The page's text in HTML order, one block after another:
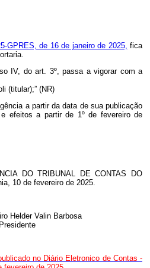
GPRES, de 16 de janeiro de 2025, fica
IV, do art. 3º, passa a vigorar com a
(titular);” (NR)
a partir da data de sua publicação
efeitos a partir de 1º de fevereiro de
DO TRIBUNAL DE CONTAS DO
10 de fevereiro de 2025.
Helder Valin Barbosa
Presidente
no Diário Eletronico de Contas -